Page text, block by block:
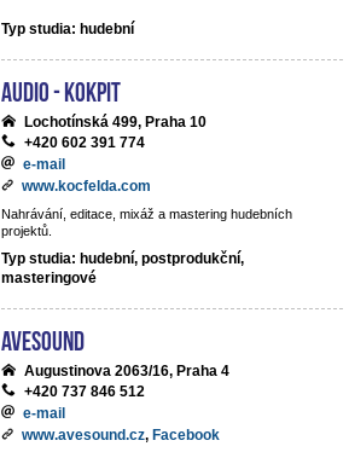
Typ studia: hudební
Audio - Kokpit
Lochotínská 499, Praha 10
+420 602 391 774
e-mail
www.kocfelda.com
Nahrávání, editace, mixáž a mastering hudebních
projektů.
Typ studia: hudební, postprodukční,
masteringové
avesound
Augustinova 2063/16, Praha 4
+420 737 846 512
e-mail
www.avesound.cz, Facebook